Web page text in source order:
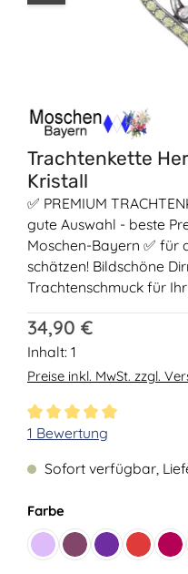
Trachtenkette
Kristall
✅ PREMIUM
gute Auswahl - beste
Moschen-Bayern ✅ für
schätzen! Bildschöne
Trachtenschmuck für
Regulärer Preis:
34,90 €
Inhalt: 1
Preise inkl. MwSt. zzgl.
Durchschnittliche
1 Bewertung
Sofort verfügbar,
Farbeauswählen
FliederBeereLila Rot